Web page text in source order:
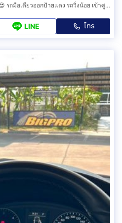
😍 2013 HONDA JAZZ รุ่น TOP 😍 รถมือเดียวออกป้ายแดง รถวิ่งน้อย เข้าศูนย์ตามระยะ รถไม่เคยมีอุบัติเหตุครับ
LINE โทร